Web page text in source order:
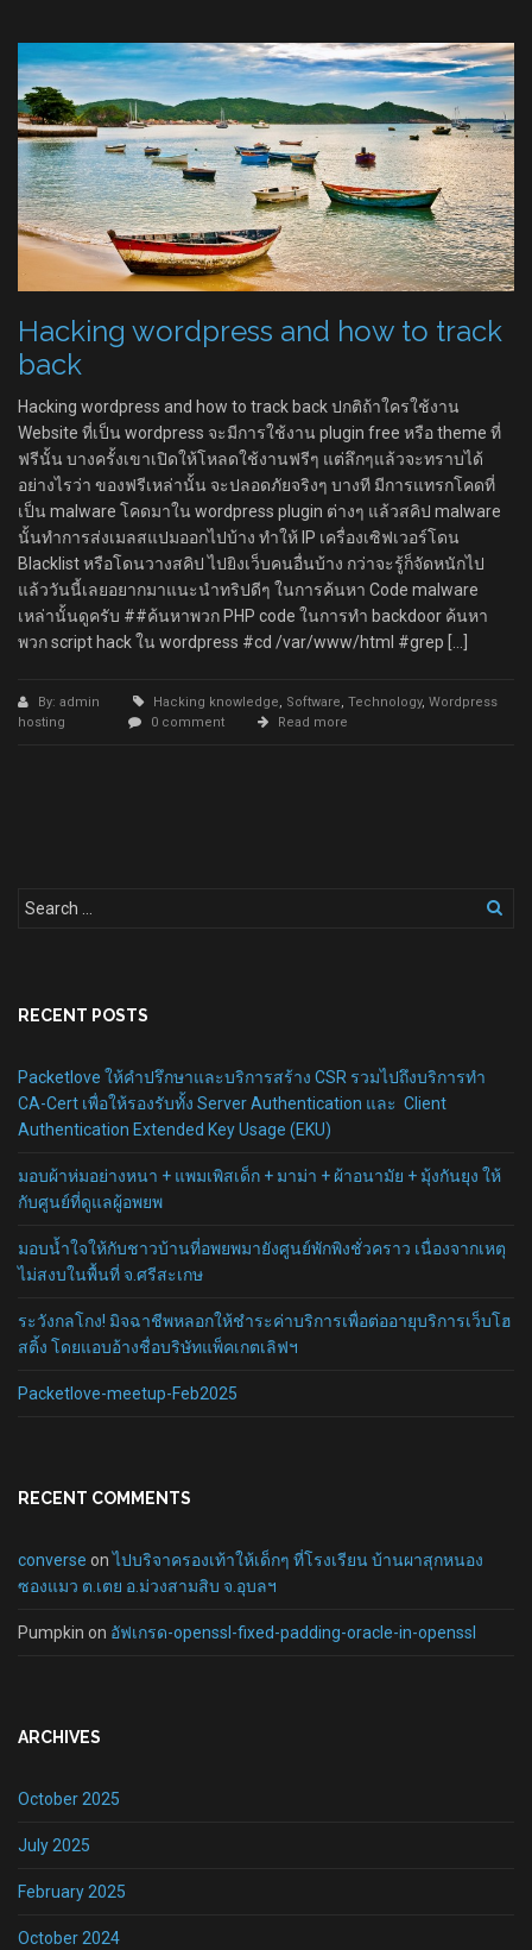
Hacking wordpress and how to track
back
Hacking wordpress and how to track back ปกติถ้าใครใช้งาน
Website ที่เป็น wordpress จะมีการใช้งาน plugin free หรือ theme ที่
ฟรีนั้น บางครั้งเขาเปิดให้โหลดใช้งานฟรีๆ แต่ลึกๆแล้วจะทราบได้
อย่างไรว่า ของฟรีเหล่านั้น จะปลอดภัยจริงๆ บางที มีการแทรกโคดที่
เป็น malware โคดมาใน wordpress plugin ต่างๆ แล้วสคิป malware
นั้นทำการส่งเมลสแปมออกไปบ้าง ทำให้ IP เครื่องเซิฟเวอร์โดน
Blacklist หรือโดนวางสคิป ไปยิงเว็บคนอื่นบ้าง กว่าจะรู้ก็จัดหนักไป
แล้ววันนี้เลยอยากมาแนะนำทริปดีๆ ในการค้นหา Code malware
เหล่านั้นดูครับ ##ค้นหาพวก PHP code ในการทำ backdoor ค้นหา
พวก script hack ใน wordpress #cd /var/www/html #grep […]
By: admin Hacking knowledge, Software, Technology, Wordpress
hosting
0 comment Read more
RECENT POSTS
Packetlove ให้คำปรึกษาและบริการสร้าง CSR รวมไปถึงบริการทำ
CA-Cert เพื่อให้รองรับทั้ง Server Authentication และ Client
Authentication Extended Key Usage (EKU)
มอบผ้าห่มอย่างหนา + แพมเพิสเด็ก + มาม่า + ผ้าอนามัย + มุ้งกันยุง ให้
กับศูนย์ที่ดูแลผู้อพยพ
มอบน้ำใจให้กับชาวบ้านที่อพยพมายังศูนย์พักพิงชั่วคราว เนื่องจากเหตุ
ไม่สงบในพื้นที่ จ.ศรีสะเกษ
ระวังกลโกง! มิจฉาชีพหลอกให้ชำระค่าบริการเพื่อต่ออายุบริการเว็บโฮ
สติ้ง โดยแอบอ้างชื่อบริษัทแพ็คเกตเลิฟฯ
Packetlove-meetup-Feb2025
RECENT COMMENTS
converse onไปบริจาครองเท้าให้เด็กๆ ที่โรงเรียน บ้านผาสุกหนอง
ซองแมว ต.เตย อ.ม่วงสามสิบ จ.อุบลฯ
Pumpkin on อัฟเกรด-openssl-fixed-padding-oracle-in-openssl
ARCHIVES
October 2025
July 2025
February 2025
October 2024